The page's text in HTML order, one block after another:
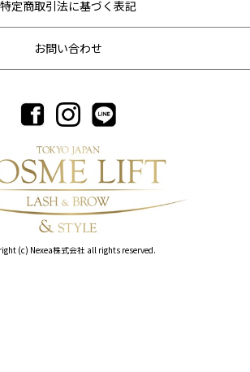
特定商取引法に基づく表記
お問い合わせ
(c) Nexea株式会社 all rights reserved.